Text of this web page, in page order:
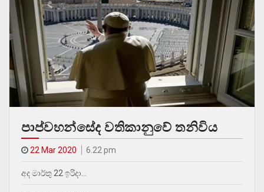
පාප්වහන්සේද වතිකානුවේ තනිවිය
22 Mar 2020 6.22 pm
අද මාර්තු 22 ඉරිදා…